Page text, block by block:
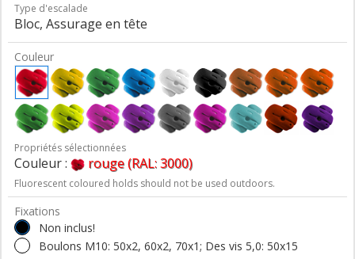
Type d'escalade
Bloc, Assurage en tête
Couleur
Propriétés sélectionnées
Couleur : rouge (RAL: 3000)
Fluorescent coloured holds should not be used outdoors.
Fixations
Non inclus!
Boulons M10: 50x2, 60x2, 70x1; Des vis 5,0: 50x15